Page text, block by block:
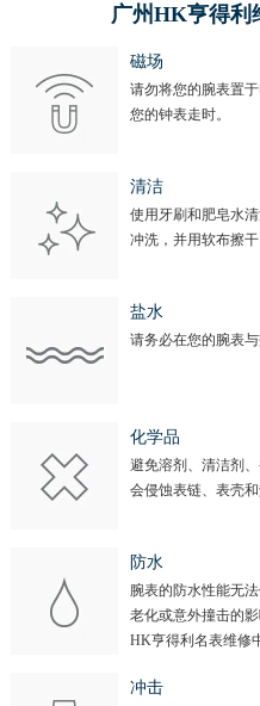
广州HK亨得利
磁场
请勿将您的腕表置
您的钟表走时。
清洁
使用牙刷和肥皂水
冲洗，并用软布擦干
盐水
请务必在您的腕表
化学品
避免溶剂、清洁剂
会侵蚀表链、表壳和
防水
腕表的防水性能无
老化或意外撞击的
HK亨得利名表维修
冲击